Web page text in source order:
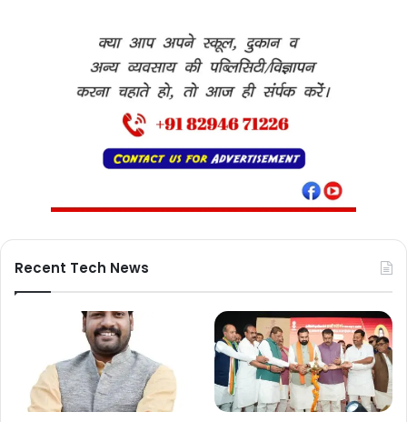
Recent Tech News